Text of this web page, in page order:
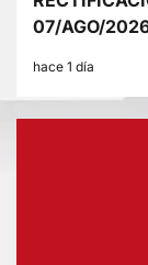
07/AGO/
hace 1 día